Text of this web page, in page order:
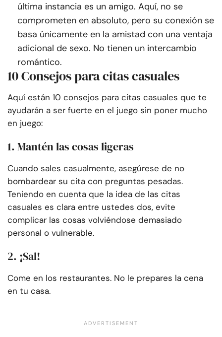
última instancia es un amigo. Aquí, no se
comprometen en absoluto, pero su conexión se
basa únicamente en la amistad con una ventaja
adicional de sexo. No tienen un intercambio
romántico.
10 Consejos para citas casuales
Aquí están 10 consejos para citas casuales que te
ayudarán a ser fuerte en el juego sin poner mucho
en juego:
1. Mantén las cosas ligeras
Cuando sales casualmente, asegúrese de no
bombardear su cita con preguntas pesadas.
Teniendo en cuenta que la idea de las citas
casuales es clara entre ustedes dos, evite
complicar las cosas volviéndose demasiado
personal o vulnerable.
2. ¡Sal!
Come en los restaurantes. No le prepares la cena
en tu casa.